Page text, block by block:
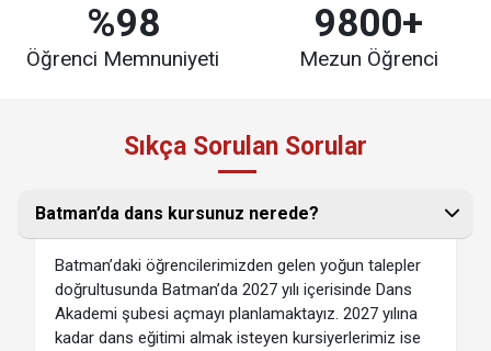
%98
Öğrenci Memnuniyeti
9800+
Mezun Öğrenci
Sıkça Sorulan Sorular
Batman’da dans kursunuz nerede?
Batman’daki öğrencilerimizden gelen yoğun talepler
doğrultusunda Batman’da 2027 yılı içerisinde Dans
Akademi şubesi açmayı planlamaktayız. 2027 yılına
kadar dans eğitimi almak isteyen kursiyerlerimiz ise